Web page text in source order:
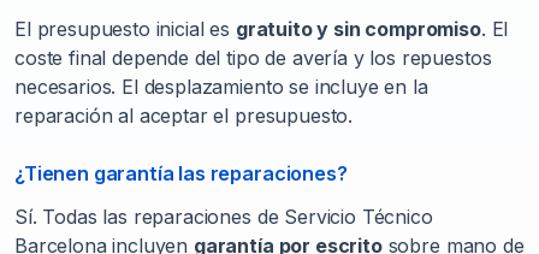
El presupuesto inicial es gratuito y sin compromiso. El
coste final depende del tipo de avería y los repuestos
necesarios. El desplazamiento se incluye en la
reparación al aceptar el presupuesto.
¿Tienen garantía las reparaciones?
Sí. Todas las reparaciones de Servicio Técnico
Barcelona incluyen garantía por escritosobre mano de